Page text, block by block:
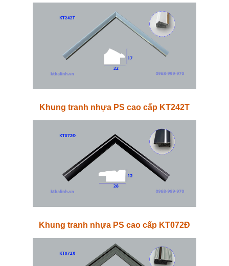
Khung tranh nhựa PS cao cấp KT242T
Khung tranh nhựa PS cao cấp KT072Đ